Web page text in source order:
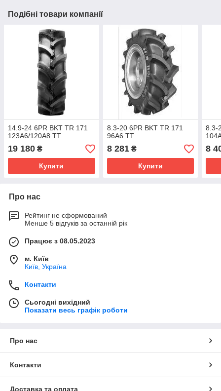
Подібні товари компанії
14.9-24 6PR BKT TR 171
123A6/120A8 TT
19 180 ₴
Купити
8.3-20 6PR BKT TR 171
96A6 TT
8 281₴
Купити
8.3-
8
Про нас
Рейтинг не сформований
Менше 5 відгуків за останній рік
Працює з 08.05.2023
м. Київ
Київ, Україна
Контакти
Сьогодні вихідний
Показати весь графік роботи
Про нас
Контакти
Доставка та оплата